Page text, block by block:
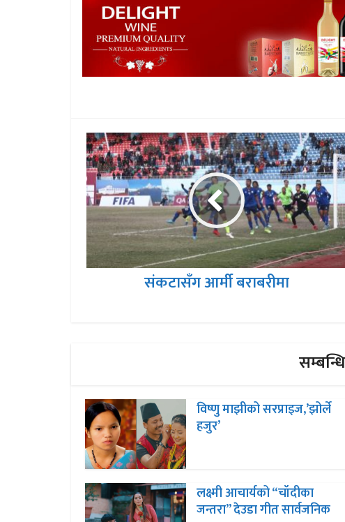
संकटासँग आर्मी बराबरीमा
विष्णु माझीको सरप्राइज,’झोर्ले
हजुर’
लक्ष्मी आचार्यको “चॉदीका
जन्तरा” देउडा गीत सार्वजनिक